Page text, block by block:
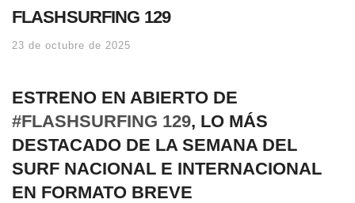
FLASHSURFING 129
23 de octubre de 2025
ESTRENO EN ABIERTO DE
#FLASHSURFING 129, LO MÁS
DESTACADO DE LA SEMANA DEL
SURF NACIONAL E INTERNACIONAL
EN FORMATO BREVE